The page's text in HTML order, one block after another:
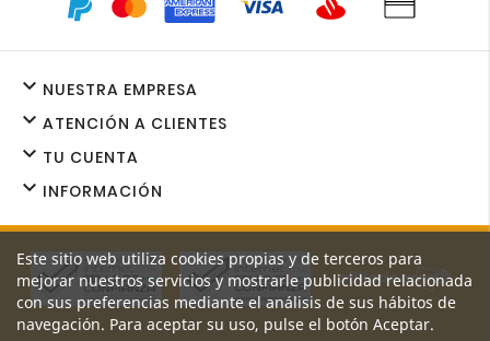
NUESTRA EMPRESA

ATENCIÓN A CLIENTES

TU CUENTA

INFORMACIÓN

Este sitio web utiliza cookies propias y de terceros para
mejorar nuestros servicios y mostrarle publicidad relacionada
con sus preferencias mediante el análisis de sus hábitos de
navegación. Para aceptar su uso, pulse el botón Aceptar.